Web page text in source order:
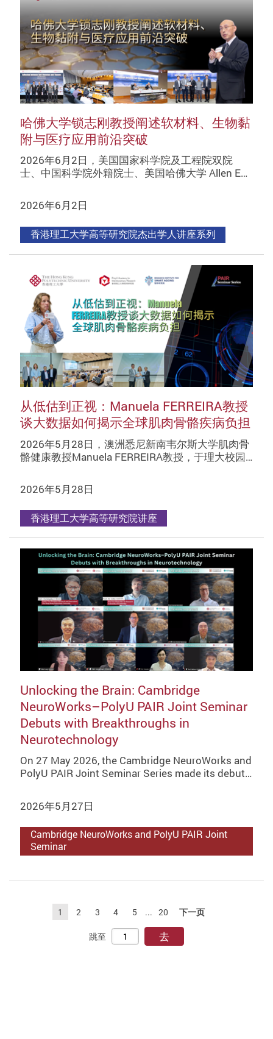
哈佛大学锁志刚教授阐述软材料、生物黏
附与医疗应用前沿突破
2026年6月2日，美国国家科学院及工程院双院
士、中国科学院外籍院士、美国哈佛大学 Allen E…
2026年6月2日
香港理工大学高等研究院杰出学人讲座系列
从低估到正视：Manuela FERREIRA教授
谈大数据如何揭示全球肌肉骨骼疾病负担
2026年5月28日，澳洲悉尼新南韦尔斯大学肌肉骨
骼健康教授Manuela FERREIRA教授，于理大校园…
2026年5月28日
香港理工大学高等研究院讲座
Unlocking the Brain: Cambridge
NeuroWorks–PolyU PAIR Joint Seminar
Debuts with Breakthroughs in
Neurotechnology
On 27 May 2026, the Cambridge NeuroWorks and
PolyU PAIR Joint Seminar Series made its debut…
2026年5月27日
Cambridge NeuroWorks and PolyU PAIR Joint
Seminar
1 2 3 4 5 ... 20 下一页
跳至 去